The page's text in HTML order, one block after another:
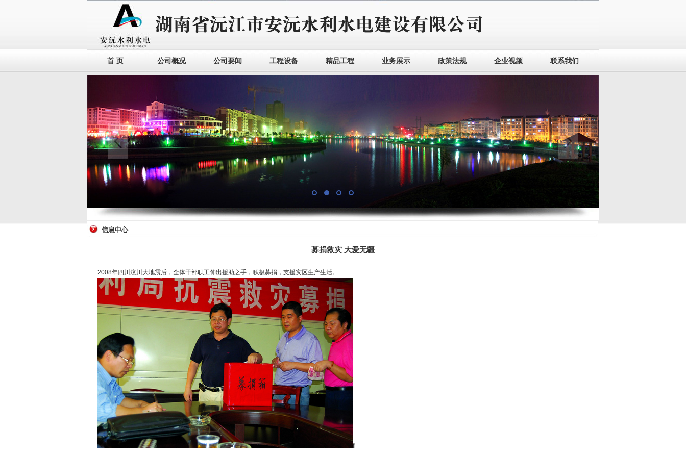
首 页 公司概况 公司要闻 工程设备 精品工程 业务展示 政策法规 企业视频 联系我们
信息中心
募捐救灾 大爱无疆
2008年四川汶川大地震后，全体干部职工伸出援助之手，积极募捐，支援灾区生产生活。
fi